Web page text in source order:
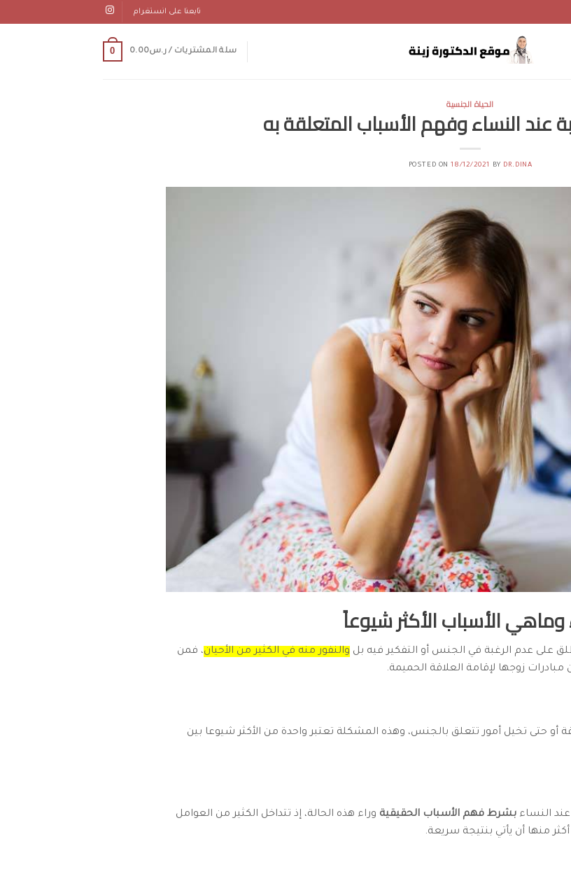
تابعنا على انستغرام
سلة المشتريات /ر.س0.00
0
الحياة الجنسية
عند النساء وفهم الأسباب المتعلقة به
POSTED ON18/12/2021 BY DR.DINA
وماهي الأسباب الأكثر شيوعاً
على عدم الرغبة في الجنس أو التفكير فيه بل والنفور منه في الكثير من الأحيان، فمن
زوجها لإقامة العلاقة الحميمة.
أو حتى تخيل أمور تتعلق بالجنس، وهذه المشكلة تعتبر واحدة من الأكثر شيوعا بين
النساء بشرط فهم الأسباب الحقيقية وراء هذه الحالة، إذ تتداخل الكثير من العوامل
منها أن يأتي بنتيجة سريعة.